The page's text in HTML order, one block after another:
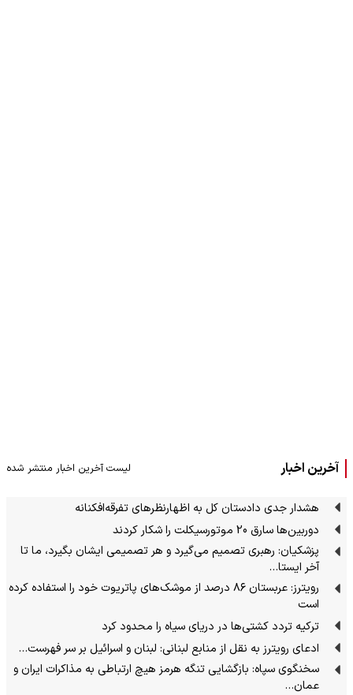
آخرین اخبار لیست آخرین اخبار منتشر شده
هشدار جدی دادستان کل به اظهارنظرهای تفرقه‌افکنانه
دوربین‌ها سارق 20 موتورسیکلت را شکار کردند
پزشکیان: رهبری تصمیم می‌گیرد و هر تصمیمی ایشان بگیرد، ما تا
آخر ایستا…
رویترز: عربستان ۸۶ درصد از موشک‌های پاتریوت خود را استفاده کرده
است
ترکیه تردد کشتی‌ها در دریای سیاه را محدود کرد
ادعای رویترز به نقل از منابع لبنانی: لبنان و اسرائیل بر سر فهرست…
سخنگوی سپاه: بازگشایی تنگه هرمز هیچ ارتباطی به مذاکرات ایران و
عمان…